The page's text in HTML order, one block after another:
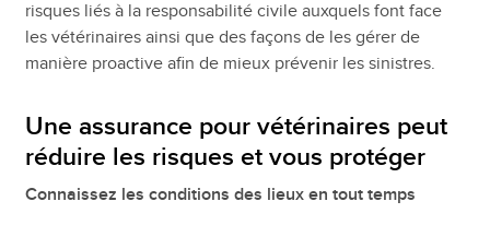
risques liés à la responsabilité civile auxquels font face
les vétérinaires ainsi que des façons de les gérer de
manière proactive afin de mieux prévenir les sinistres.
Une assurance pour vétérinaires peut
réduire les risques et vous protéger
Connaissez les conditions des lieux en tout temps